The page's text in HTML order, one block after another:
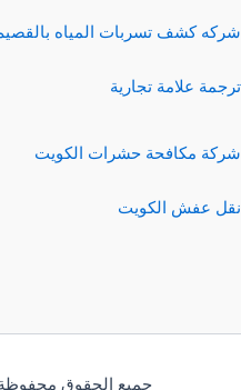
شركه كشف تسربات المياه
ترجمة علامة تجارية
شركة مكافحة حشرات الكويت
نقل عفش الكويت
جميع الحقوق محفوظة